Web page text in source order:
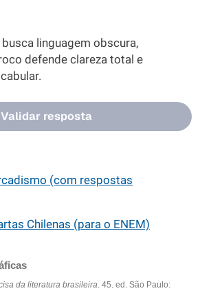
linguagem obscura,
defende clareza total e
Validar resposta
(com respostas
Chilenas (para o ENEM)
da literatura brasileira. 45. ed. São Paulo: